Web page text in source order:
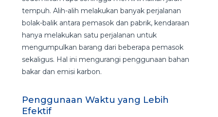
tempuh. Alih-alih melakukan banyak perjalanan
bolak-balik antara pemasok dan pabrik, kendaraan
hanya melakukan satu perjalanan untuk
mengumpulkan barang dari beberapa pemasok
sekaligus. Hal ini mengurangi penggunaan bahan
bakar dan emisi karbon.
Penggunaan Waktu yang Lebih
Efektif